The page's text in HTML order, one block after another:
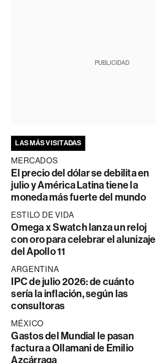
PUBLICIDAD
LAS MÁS VISITADAS
MERCADOS
El precio del dólar se debilita en
julio y América Latina tiene la
moneda más fuerte del mundo
ESTILO DE VIDA
Omega x Swatch lanza un reloj
con oro para celebrar el alunizaje
del Apollo 11
ARGENTINA
IPC de julio 2026: de cuánto
sería la inflación, según las
consultoras
MÉXICO
Gastos del Mundial le pasan
factura a Ollamani de Emilio
Azcárraga